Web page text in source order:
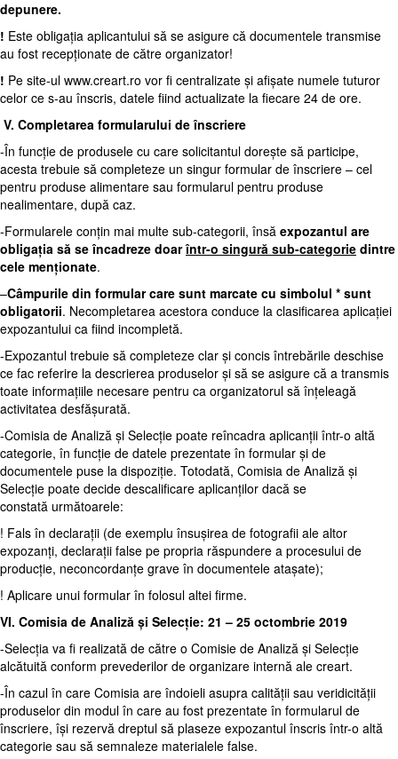
depunere.
! Este obligația aplicantului să se asigure că documentele transmise
au fost recepționate de către organizator!
! Pe site-ul www.creart.ro vor fi centralizate și afișate numele tuturor
celor ce s-au înscris, datele fiind actualizate la fiecare 24 de ore.
V. Completarea formularului de înscriere
-În funcție de produsele cu care solicitantul dorește să participe,
acesta trebuie să completeze un singur formular de înscriere – cel
pentru produse alimentare sau formularul pentru produse
nealimentare, după caz.
-Formularele conțin mai multe sub-categorii, însă expozantul are
obligația să se încadreze doarîntr-o singură sub-categorie dintre
cele menționate.
–Câmpurile din formular care sunt marcate cu simbolul * sunt
obligatorii. Necompletarea acestora conduce la clasificarea aplicației
expozantului ca fiind incompletă.
-Expozantul trebuie să completeze clar și concis întrebările deschise
ce fac referire la descrierea produselor și să se asigure că a transmis
toate informațiile necesare pentru ca organizatorul să înțeleagă
activitatea desfășurată.
-Comisia de Analiză și Selecție poate reîncadra aplicanții într-o altă
categorie, în funcție de datele prezentate în formular și de
documentele puse la dispoziție. Totodată, Comisia de Analiză și
Selecție poate decide descalificare aplicanților dacă se
constată următoarele:
! Fals în declarații (de exemplu însușirea de fotografii ale altor
expozanți, declarații false pe propria răspundere a procesului de
producție, neconcordanțe grave în documentele atașate);
! Aplicare unui formular în folosul altei firme.
VI. Comisia de Analiză și Selecție: 21 – 25 octombrie 2019
-Selecția va fi realizată de către o Comisie de Analiză și Selecție
alcătuită conform prevederilor de organizare internă ale creart.
-În cazul în care Comisia are îndoieli asupra calității sau veridicității
produselor din modul în care au fost prezentate în formularul de
înscriere, își rezervă dreptul să plaseze expozantul înscris într-o altă
categorie sau să semnaleze materialele false.